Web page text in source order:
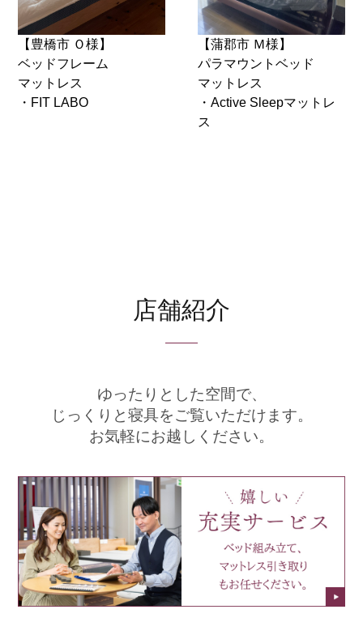
【豊橋市 Ｏ様】
ベッドフレーム
マットレス
・FIT LABO
【蒲郡市 Ｍ様】
パラマウントベッド
マットレス
・Active Sleepマットレ
ス
店舗紹介
ゆったりとした空間で、
じっくりと寝具をご覧いただけます。
お気軽にお越しください。